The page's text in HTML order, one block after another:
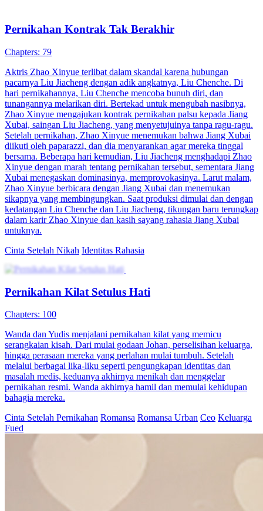
Pernikahan Kontrak Tak Berakhir
Chapters: 79
Aktris Zhao Xinyue terlibat dalam skandal karena hubungan
pacarnya Liu Jiacheng dengan adik angkatnya, Liu Chenche. Di
hari pernikahannya, Liu Chenche mencoba bunuh diri, dan
tunangannya melarikan diri. Bertekad untuk mengubah nasibnya,
Zhao Xinyue mengajukan kontrak pernikahan palsu kepada Jiang
Xubai, saingan Liu Jiacheng, yang menyetujuinya tanpa ragu-ragu.
Setelah pernikahan, Zhao Xinyue menemukan bahwa Jiang Xubai
diikuti oleh paparazzi, dan dia menyarankan agar mereka tinggal
bersama. Beberapa hari kemudian, Liu Jiacheng menghadapi Zhao
Xinyue dengan marah tentang pernikahan tersebut, sementara Jiang
Xubai menegaskan dominasinya, memprovokasinya. Larut malam,
Zhao Xinyue berbicara dengan Jiang Xubai dan menemukan
sikapnya yang membingungkan. Saat produksi dimulai dan dengan
kedatangan Liu Chenche dan Liu Jiacheng, tikungan baru terungkap
dalam karir Zhao Xinyue dan kasih sayang rahasia Jiang Xubai
untuknya.
Cinta Setelah Nikah Identitas Rahasia
Pernikahan Kilat Setulus Hati
Chapters: 100
Wanda dan Yudis menjalani pernikahan kilat yang memicu
serangkaian kisah. Dari mulai godaan Johan, perselisihan keluarga,
hingga perasaan mereka yang perlahan mulai tumbuh. Setelah
melalui berbagai lika-liku seperti pengungkapan identitas dan
masalah medis, keduanya akhirnya menikah dan menggelar
pernikahan resmi. Wanda akhirnya hamil dan memulai kehidupan
bahagia mereka.
Cinta Setelah Pernikahan Romansa Romansa Urban Ceo Keluarga
Fued